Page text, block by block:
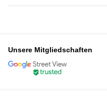
Unsere Mitgliedschaften